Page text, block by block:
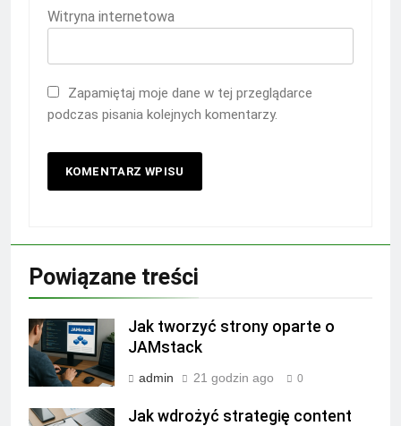
Witryna internetowa
Zapamiętaj moje dane w tej przeglądarce
podczas pisania kolejnych komentarzy.
Powiązane treści
Jak tworzyć strony oparte o
JAMstack
admin 21 godzin ago 0
Jak wdrożyć strategię content